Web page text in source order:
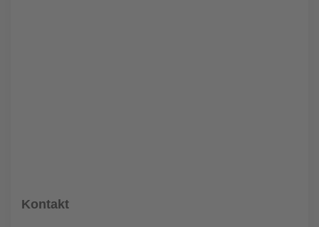
Kontakt